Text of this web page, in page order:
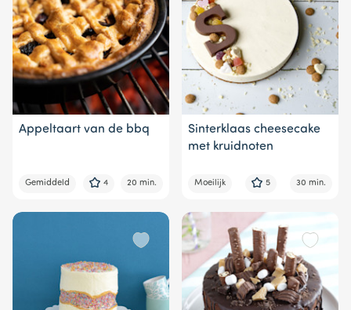
Appeltaart van de bbq
Gemiddeld 4 20 min.
Sinterklaas cheesecake
met kruidnoten
Moeilijk 5 30 min.